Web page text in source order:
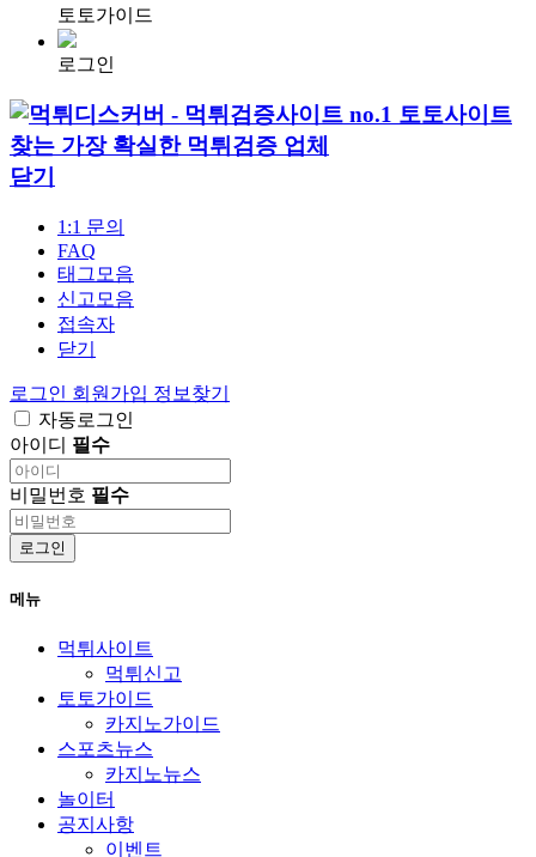
토토가이드
로그인
닫기
1:1 문의
FAQ
태그모음
신고모음
접속자
닫기
로그인 회원가입 정보찾기
자동로그인
아이디 필수
비밀번호 필수
로그인
메뉴
먹튀사이트
먹튀신고
토토가이드
카지노가이드
스포츠뉴스
카지노뉴스
놀이터
공지사항
이벤트